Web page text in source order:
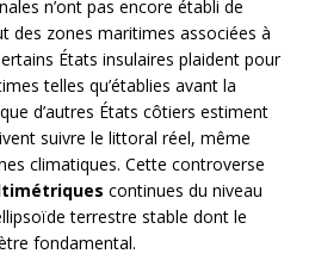
n’ont pas encore établi de
des zones maritimes associées à
États insulaires plaident pour
telles qu’établies avant la
d’autres États côtiers estiment
suivre le littoral réel, même
climatiques. Cette controverse
continues du niveau
terrestre stable dont le
fondamental.